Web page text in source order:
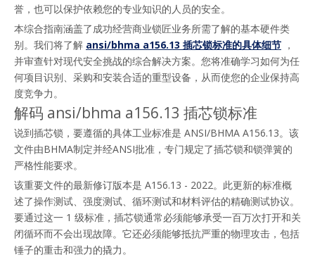
誉，也可以保护依赖您的专业知识的人员的安全。
本综合指南涵盖了成功经营商业锁匠业务所需了解的基本硬件类
别。我们将了解 ansi/bhma a156.13 插芯锁标准的具体细节 ，
并审查针对现代安全挑战的综合解决方案。您将准确学习如何为任
何项目识别、采购和安装合适的重型设备，从而使您的企业保持高
度竞争力。
解码 ansi/bhma a156.13 插芯锁标准
说到插芯锁，要遵循的具体工业标准是 ANSI/BHMA A156.13。该
文件由BHMA制定并经ANSI批准，专门规定了插芯锁和锁弹簧的
严格性能要求。
该重要文件的最新修订版本是 A156.13 - 2022。此更新的标准概
述了操作测试、强度测试、循环测试和材料评估的精确测试协议。
要通过这一 1 级标准，插芯锁通常必须能够承受一百万次打开和关
闭循环而不会出现故障。它还必须能够抵抗严重的物理攻击，包括
锤子的重击和强力的撬力。